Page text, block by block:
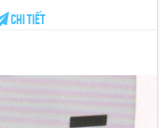
Chi tiết